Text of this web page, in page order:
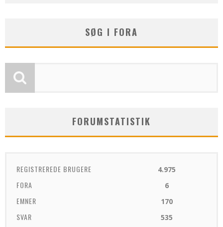
SØG I FORA
FORUMSTATISTIK
REGISTREREDE BRUGERE 4.975
FORA 6
EMNER 170
SVAR 535